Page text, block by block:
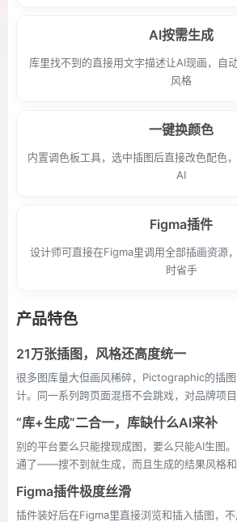
AI按需生成
库里找不到的直接用文字描述让AI现画，自
风格
一键换颜色
内置调色板工具，选中插图后直接改色配色
AI
Figma插件
设计师可直接在Figma里调用全部插画资源
时省手
产品特色
21万张插图，风格还高度统一
很多图库量大但画风稀碎，Pictographic的插
计。同一系列跨页面混搭不会跳戏，对品牌项
“库+生成”二合一，库缺什么AI来补
别的平台要么只能搜现成图，要么只能AI生图
通了——搜不到就生成，而且生成的结果风格
Figma插件极度丝滑
插件装好后在Figma里直接浏览和插入插图，